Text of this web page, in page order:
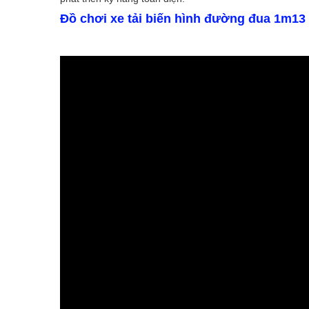
Đồ chơi xe tải biến hình đường đua 1m13